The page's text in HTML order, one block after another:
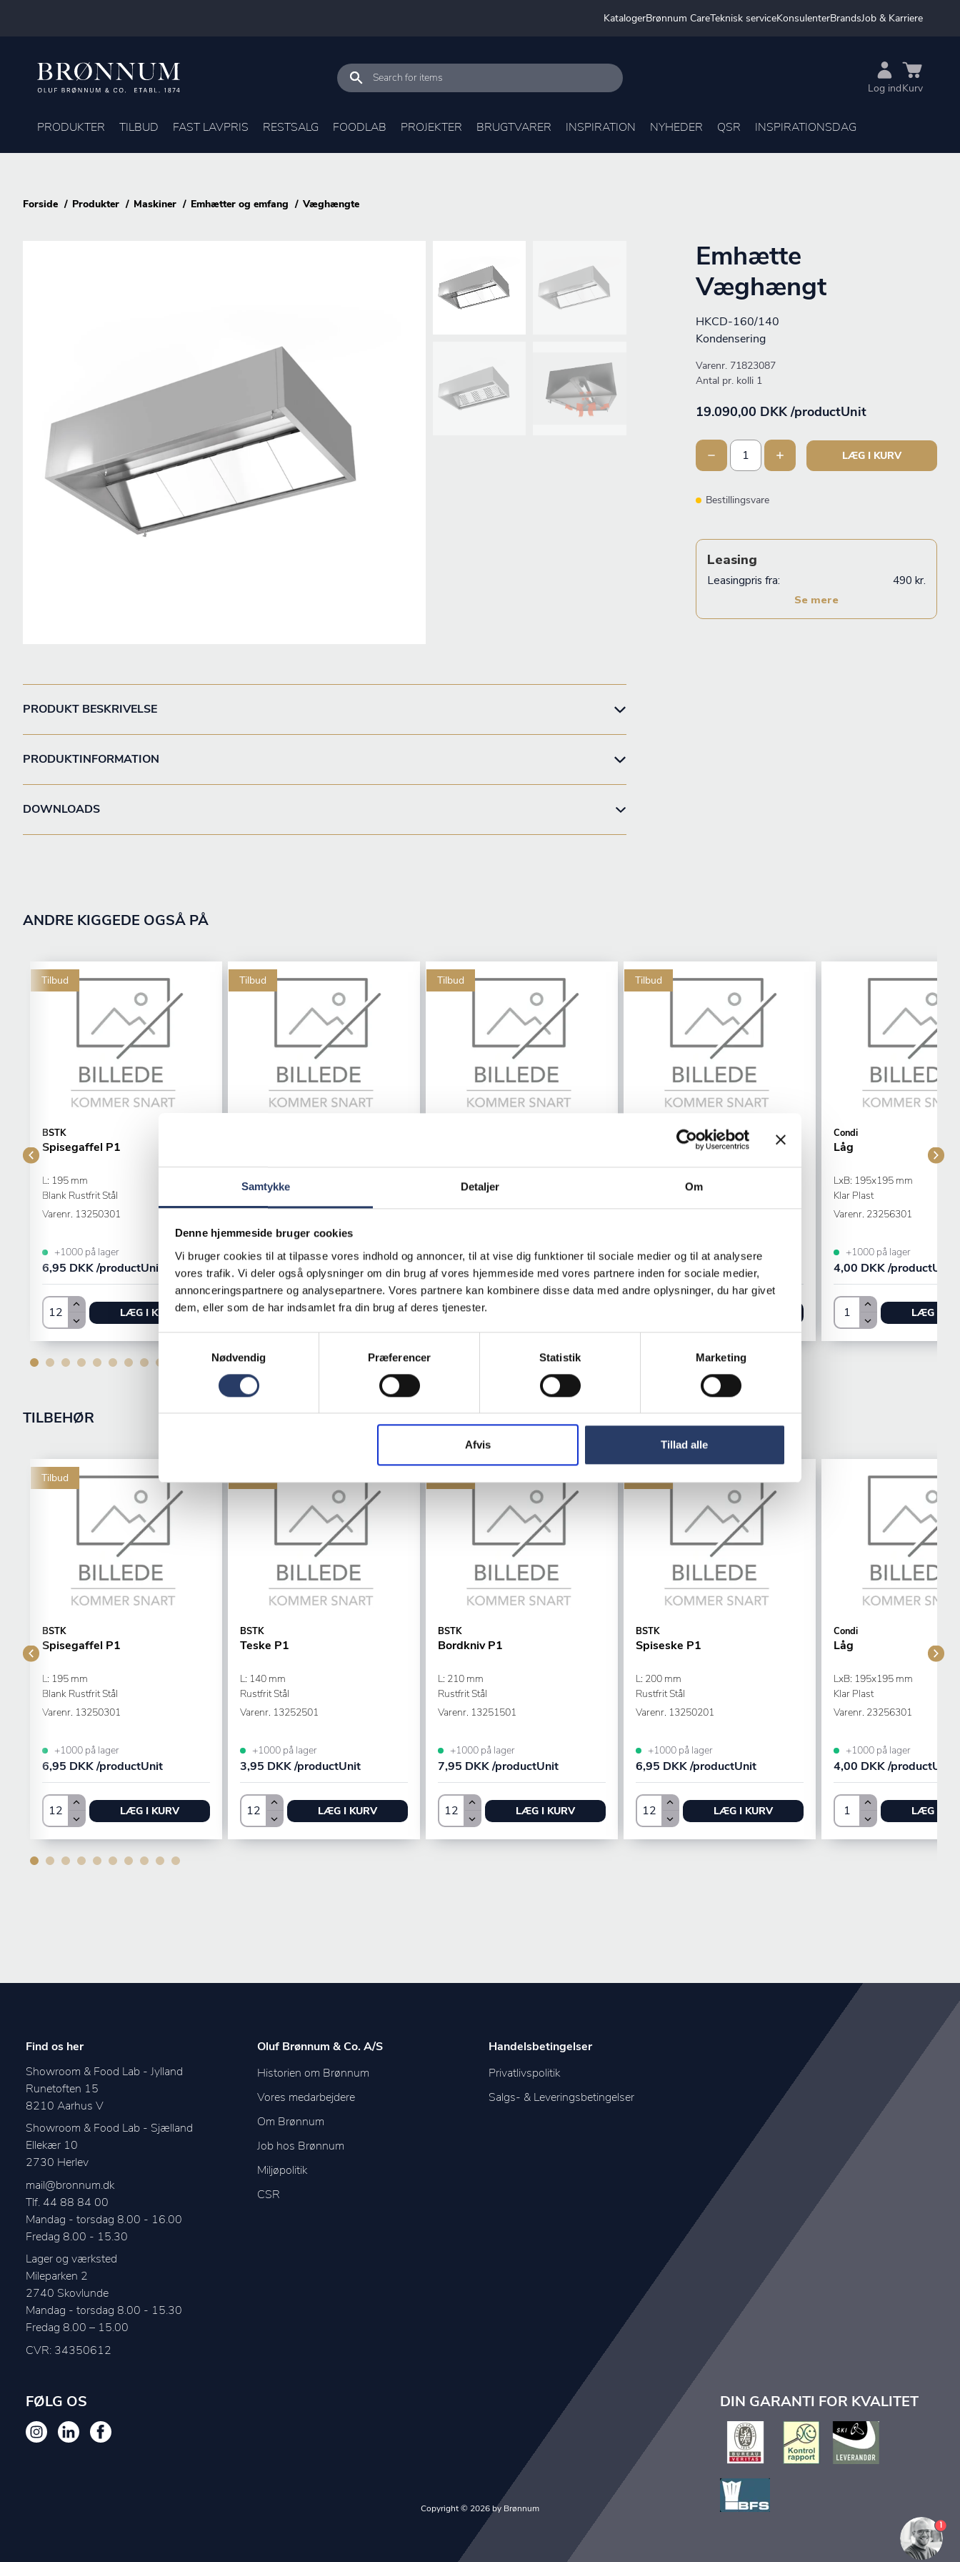
Samtykke Detaljer Om
Denne hjemmeside bruger cookies
Vi bruger cookies til at tilpasse vores indhold og annoncer, til at vise dig funktioner til sociale medier og til at analysere
vores trafik. Vi deler også oplysninger om din brug af vores hjemmeside med vores partnere inden for sociale medier,
annonceringspartnere og analysepartnere. Vores partnere kan kombinere disse data med andre oplysninger, du har givet
dem, eller som de har indsamlet fra din brug af deres tjenester.
Samtykkevalg
Nødvendig
Præferencer Statistik Marketing
Afvis Tillad alle
KatalogerBrønnum CareTeknisk serviceKonsulenterBrandsJob & Karriere
Log indKurv
PRODUKTER TILBUD FAST LAVPRIS RESTSALG FOODLAB PROJEKTER BRUGTVARER INSPIRATION NYHEDER QSR INSPIRATIONSDAG
Forside Produkter Maskiner Emhætter og emfang Væghængte
PRODUKT BESKRIVELSE
PRODUKTINFORMATION
DOWNLOADS
Emhætte
Væghængt
HKCD-160/140
Kondensering
Varenr. 71823087
Antal pr. kolli 1
19.090,00 DKK /productUnit
LÆG I KURV
Bestillingsvare
ANDRE KIGGEDE OGSÅ PÅ
Tilbud
BSTK
Spisegaffel P1
L: 195 mm
Blank Rustfrit Stål
Varenr. 13250301
+1000 på lager
6,95 DKK /productUnit
LÆG I KURV
Tilbud
L: 140 mm
Rustfrit Stål
+1000 på lager
3,95 DKK /productUnit
LÆG I KURV
Tilbud
L: 210 mm
Rustfrit Stål
+1000 på lager
7,95 DKK /productUnit
Tilbud
Spiseske P1
+1000 på lager
6,95 DKK /productUnit
Condi
Låg
LxB: 195x195 mm
Klar Plast
Varenr. 23256301
+1000 på lager
4,00 DKK /productUnit
LÆG I
TILBEHØR
Tilbud
BSTK
Spisegaffel P1
L: 195 mm
Blank Rustfrit Stål
Varenr. 13250301
+1000 på lager
6,95 DKK /productUnit
LÆG I KURV
BSTK
Teske P1
L: 140 mm
Rustfrit Stål
Varenr. 13252501
+1000 på lager
3,95 DKK /productUnit
LÆG I KURV
BSTK
Bordkniv P1
L: 210 mm
Rustfrit Stål
Varenr. 13251501
+1000 på lager
7,95 DKK /productUnit
LÆG I KURV
BSTK
Spiseske P1
L: 200 mm
Rustfrit Stål
Varenr. 13250201
+1000 på lager
6,95 DKK /productUnit
LÆG I KURV
Condi
Låg
LxB: 195x195 mm
Klar Plast
Varenr. 23256301
+1000 på lager
4,00 DKK /productUnit
LÆG I
Find os her
Showroom & Food Lab - Jylland
Runetoften 15
8210 Aarhus V
Showroom & Food Lab - Sjælland
Ellekær 10
2730 Herlev
mail@bronnum.dk
Tlf. 44 88 84 00
Mandag - torsdag 8.00 - 16.00
Fredag 8.00 - 15.30
Lager og værksted
Mileparken 2
2740 Skovlunde
Mandag - torsdag 8.00 - 15.30
CVR: 34350612
Oluf Brønnum & Co. A/S
Historien om Brønnum
Vores medarbejdere
Om Brønnum
Job hos Brønnum
Miljøpolitik
CSR
Handelsbetingelser
Privatlivspolitik
Salgs- & Leveringsbetingelser
FØLG OS DIN GARANTI FOR KVALITET
Copyright © 2026 by Brønnum
1